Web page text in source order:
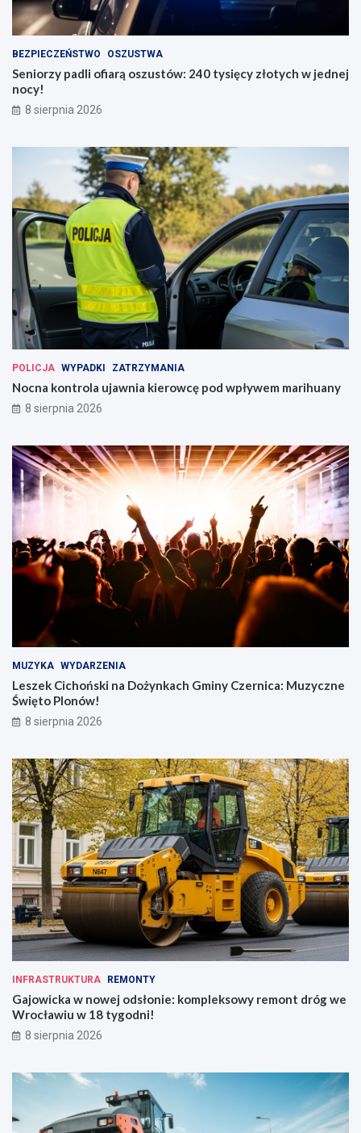
BEZPIECZEŃSTWO OSZUSTWA
Seniorzy padli ofiarą oszustów: 240 tysięcy złotych w jednej
nocy!
8 sierpnia 2026
POLICJA WYPADKI ZATRZYMANIA
Nocna kontrola ujawnia kierowcę pod wpływem marihuany
8 sierpnia 2026
MUZYKA WYDARZENIA
Leszek Cichoński na Dożynkach Gminy Czernica: Muzyczne
Święto Plonów!
8 sierpnia 2026
INFRASTRUKTURA REMONTY
Gajowicka w nowej odsłonie: kompleksowy remont dróg we
Wrocławiu w 18 tygodni!
8 sierpnia 2026